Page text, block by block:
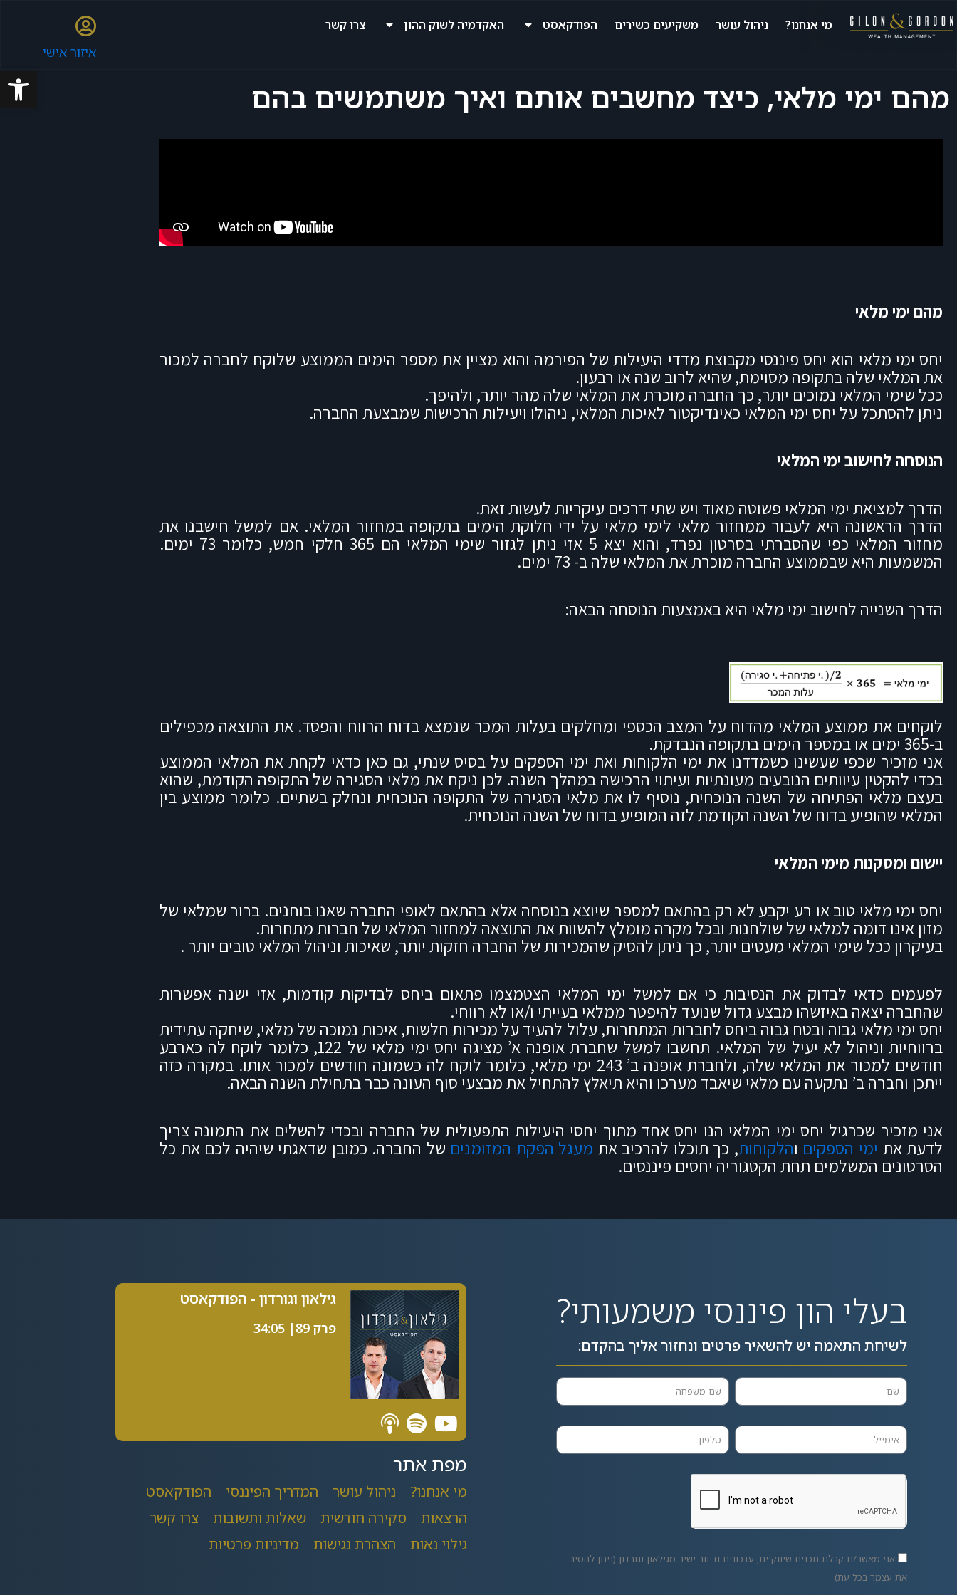
פתח
מי אנחנו? ניהול עושר משקיעים כשירים הפודקאסט האקדמיה לשוק ההון צרו קשר
איזור אישי
מהם ימי מלאי, כיצד מחשבים אותם ואיך משתמשים בהם
מהם ימי מלאי
יחס ימי מלאי הוא יחס פיננסי מקבוצת מדדי היעילות של הפירמה והוא מציין את מספר הימים הממוצע שלוקח לחברה למכור
את המלאי שלה בתקופה מסוימת, שהיא לרוב שנה או רבעון.
ככל שימי המלאי נמוכים יותר, כך החברה מוכרת את המלאי שלה מהר יותר, ולהיפך.
ניתן להסתכל על יחס ימי המלאי כאינדיקטור לאיכות המלאי, ניהולו ויעילות הרכישות שמבצעת החברה.
הנוסחה לחישוב ימי המלאי
הדרך למציאת ימי המלאי פשוטה מאוד ויש שתי דרכים עיקריות לעשות זאת.
הדרך הראשונה היא לעבור ממחזור מלאי לימי מלאי על ידי חלוקת הימים בתקופה במחזור המלאי. אם למשל חישבנו את
מחזור המלאי כפי שהסברתי בסרטון נפרד, והוא יצא 5 אזי ניתן לגזור שימי המלאי הם 365 חלקי חמש, כלומר 73 ימים.
המשמעות היא שבממוצע החברה מוכרת את המלאי שלה ב- 73 ימים.
הדרך השנייה לחישוב ימי מלאי היא באמצעות הנוסחה הבאה:
לוקחים את ממוצע המלאי מהדוח על המצב הכספי ומחלקים בעלות המכר שנמצא בדוח הרווח והפסד. את התוצאה מכפילים
ב-365 ימים או במספר הימים בתקופה הנבדקת.
אני מזכיר שכפי שעשינו כשמדדנו את ימי הלקוחות ואת ימי הספקים על בסיס שנתי, גם כאן כדאי לקחת את המלאי הממוצע
בכדי להקטין עיוותים הנובעים מעונתיות ועיתוי הרכישה במהלך השנה. לכן ניקח את מלאי הסגירה של התקופה הקודמת, שהוא
בעצם מלאי הפתיחה של השנה הנוכחית, נוסיף לו את מלאי הסגירה של התקופה הנוכחית ונחלק בשתיים. כלומר ממוצע בין
המלאי שהופיע בדוח של השנה הקודמת לזה המופיע בדוח של השנה הנוכחית.
יישום ומסקנות מימי המלאי
יחס ימי מלאי טוב או רע יקבע לא רק בהתאם למספר שיוצא בנוסחה אלא בהתאם לאופי החברה שאנו בוחנים. ברור שמלאי של
מזון אינו דומה למלאי של שולחנות ובכל מקרה מומלץ להשוות את התוצאה למחזור המלאי של חברות מתחרות.
בעיקרון ככל שימי המלאי מעטים יותר, כך ניתן להסיק שהמכירות של החברה חזקות יותר, שאיכות וניהול המלאי טובים יותר .
לפעמים כדאי לבדוק את הנסיבות כי אם למשל ימי המלאי הצטמצמו פתאום ביחס לבדיקות קודמות, אזי ישנה אפשרות
שהחברה יצאה באיזשהו מבצע גדול שנועד להיפטר ממלאי בעייתי ו/או לא רווחי.
יחס ימי מלאי גבוה ובטח גבוה ביחס לחברות המתחרות, עלול להעיד על מכירות חלשות, איכות נמוכה של מלאי, שיחקה עתידית
ברווחיות וניהול לא יעיל של המלאי. תחשבו למשל שחברת אופנה א’ מציגה יחס ימי מלאי של 122, כלומר לוקח לה כארבע
חודשים למכור את המלאי שלה, ולחברת אופנה ב’ 243 ימי מלאי, כלומר לוקח לה כשמונה חודשים למכור אותו. במקרה כזה
ייתכן וחברה ב’ נתקעה עם מלאי שיאבד מערכו והיא תיאלץ להתחיל את מבצעי סוף העונה כבר בתחילת השנה הבאה.
אני מזכיר שכרגיל יחס ימי המלאי הנו יחס אחד מתוך יחסי היעילות התפעולית של החברה ובכדי להשלים את התמונה צריך
לדעת את ימי הספקים והלקוחות, כך תוכלו להרכיב את מעגל הפקת המזומנים של החברה. כמובן שדאגתי שיהיה לכם את כל
הסרטונים המשלמים תחת הקטגוריה יחסים פיננסים.
בעלי הון פיננסי משמעותי?
לשיחת התאמה יש להשאיר פרטים ונחזור אליך בהקדם:
אני מאשר/ת קבלת תכנים שיווקיים, עדכונים ודיוור ישיר מגילאון וגורדון (ניתן להסיר
את עצמך בכל עת)
גילאון וגורדון - הפודקאסט
פרק 89| 34:05
מפת אתר
מי אנחנו? ניהול עושר המדריך הפיננסי
הפודקאסט
הרצאות
סקירה חודשית שאלות ותשובות
צרו קשר
גילוי נאות
הצהרת נגישות מדיניות פרטיות